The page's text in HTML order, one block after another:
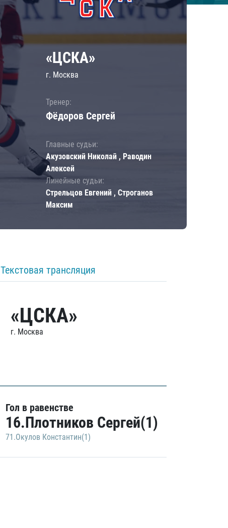
«ЦСКА»
г. Москва
Тренер:
Фёдоров Сергей
Главные судьи:
Акузовский Николай , Раводин
Алексей
Линейные судьи:
Стрельцов Евгений , Строганов
Максим
Текстовая трансляция
«ЦСКА»
г. Москва
Гол в равенстве
16.Плотников Сергей(1)
71.Окулов Константин(1)